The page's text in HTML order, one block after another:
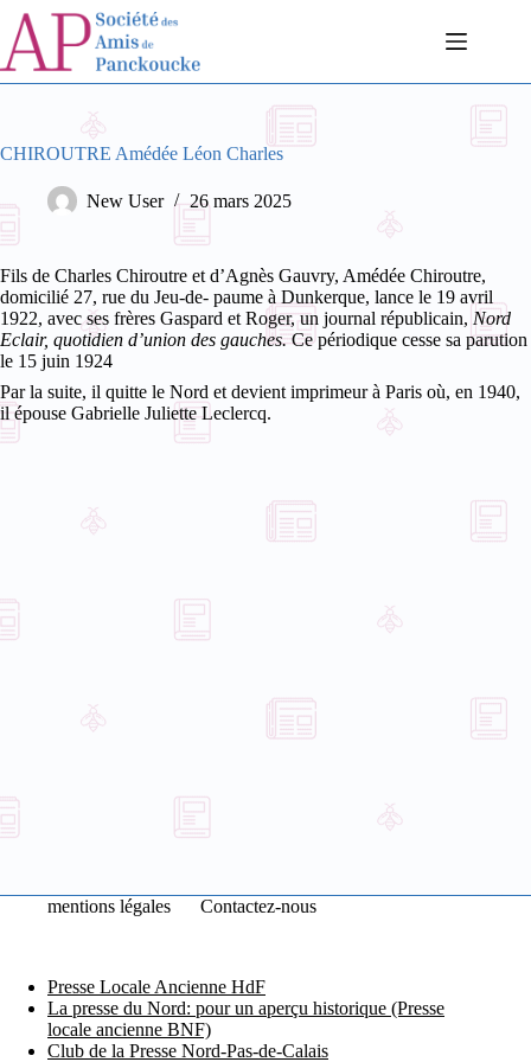
Passer
contenu
CHIROUTRE Amédée Léon Charles
New User 26 mars 2025
Fils de Charles Chiroutre et d’Agnès Gauvry, Amédée Chiroutre,
domicilié 27, rue du Jeu-de- paume à Dunkerque, lance le 19 avril
1922, avec ses frères Gaspard et Roger, un journal républicain, Nord
Eclair, quotidien d’union des gauches. Ce périodique cesse sa parution
le 15 juin 1924
Par la suite, il quitte le Nord et devient imprimeur à Paris où, en 1940,
il épouse Gabrielle Juliette Leclercq.
mentions légales Contactez-nous
Presse Locale Ancienne HdF
La presse du Nord: pour un aperçu historique (Presse
locale ancienne BNF)
Club de la Presse Nord-Pas-de-Calais